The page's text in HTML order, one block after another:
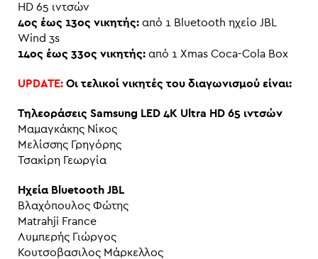
HD 65 ιντσών
4ος έως 13ος νικητής: από 1 Bluetooth ηχείο JBL
Wind 3s
14ος έως 33ος νικητής: από 1 Xmas Coca-Cola Box
UPDATE: Οι τελικοί νικητές του διαγωνισμού είναι:
Τηλεοράσεις Samsung LED 4K Ultra HD 65 ιντσών
Μαμαγκάκης Νίκος
Μελίσσης Γρηγόρης
Τσακίρη Γεωργία
Ηχεία Bluetooth JBL
Βλαχόπουλος Φώτης
Matrahji France
Λυμπερής Γιώργος
Κουτσοβασιλος Μάρκελλος